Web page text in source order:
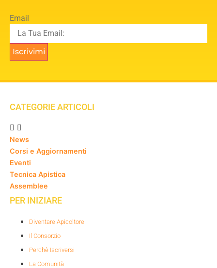
Email
Iscrivimi
CATEGORIE ARTICOLI
News
Corsi e Aggiornamenti
Eventi
Tecnica Apistica
Assemblee
PER INIZIARE
Diventare Apicoltore
Il Consorzio
Perchè Iscriversi
La Comunità